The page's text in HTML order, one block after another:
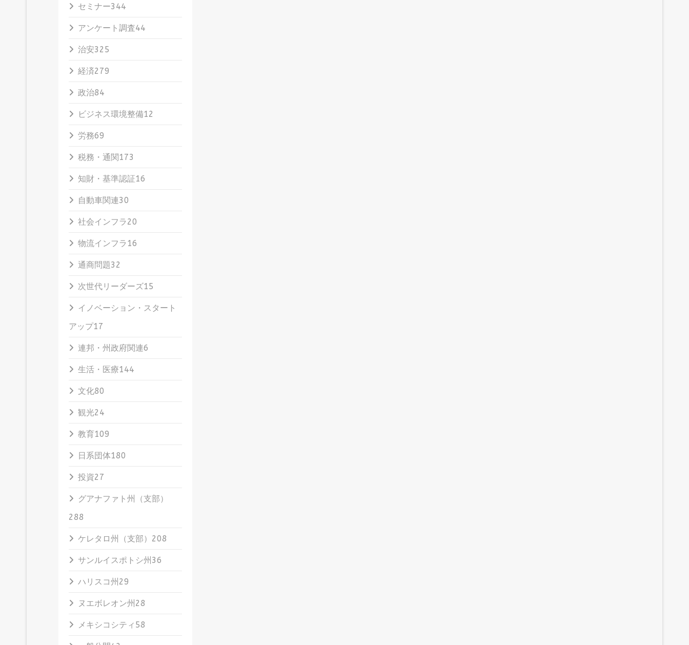
セミナー344
アンケート調査44
治安325
経済279
政治84
ビジネス環境整備12
労務69
税務・通関173
知財・基準認証16
自動車関連30
社会インフラ20
物流インフラ16
通商問題32
次世代リーダーズ15
イノベーション・スタート
アップ17
連邦・州政府関連6
生活・医療144
文化80
観光24
教育109
日系団体180
投資27
グアナファト州（支部）
288
ケレタロ州（支部） 208
サンルイスポトシ州 36
ハリスコ州 29
ヌエボレオン州 28
メキシコシティ 58